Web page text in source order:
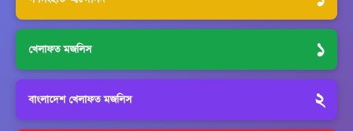
খেলাফত মজলিস ১
বাংলাদেশ খেলাফত মজলিস ২